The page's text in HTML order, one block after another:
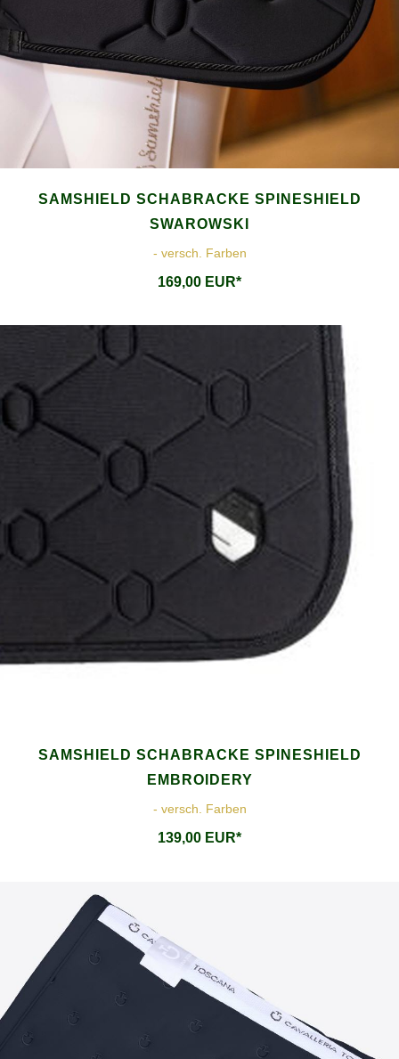
SAMSHIELD SCHABRACKE SPINESHIELD
SWAROWSKI
- versch. Farben
169,00 EUR*
SAMSHIELD SCHABRACKE SPINESHIELD
EMBROIDERY
- versch. Farben
139,00 EUR*